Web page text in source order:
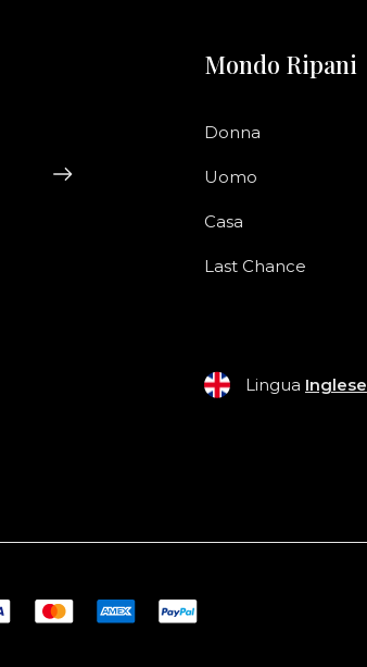
Mondo Ripani
Donna
Uomo
Casa
Last Chance
Lingua Inglese